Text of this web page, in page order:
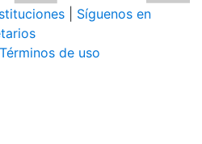
Síguenos en
de uso